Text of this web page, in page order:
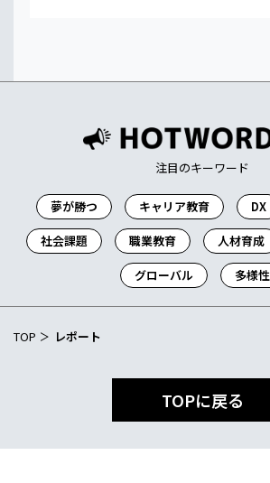
注目のキーワード
夢が勝つ キャリア教育 DX
社会課題
職業教育 人材育成
グローバル
多様性
TOP レポート
TOPに戻る